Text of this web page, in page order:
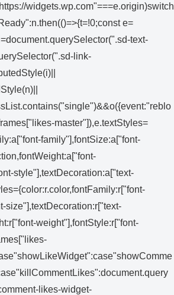
widgets.wp.com"===e.origin)switch
e=
text-
link-
master"]),e.textStyles=
family"],fontSize:a["font-
style"],textDecoration:a["text-
size"],textDecoration:r["text-
weight"],fontStyle:r["font-
likes-widget-